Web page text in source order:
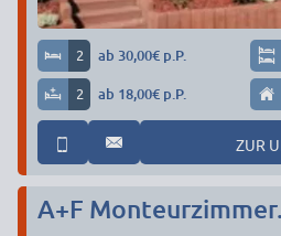
2 ab 30,00€ p.P.
2 ab 18,00€ p.P.
ZUR
A+F